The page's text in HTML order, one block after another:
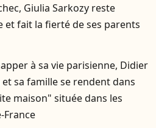
Giulia Sarkozy reste
et fait la fierté de ses parents
à sa vie parisienne, Didier
sa famille se rendent dans
maison" située dans les
France